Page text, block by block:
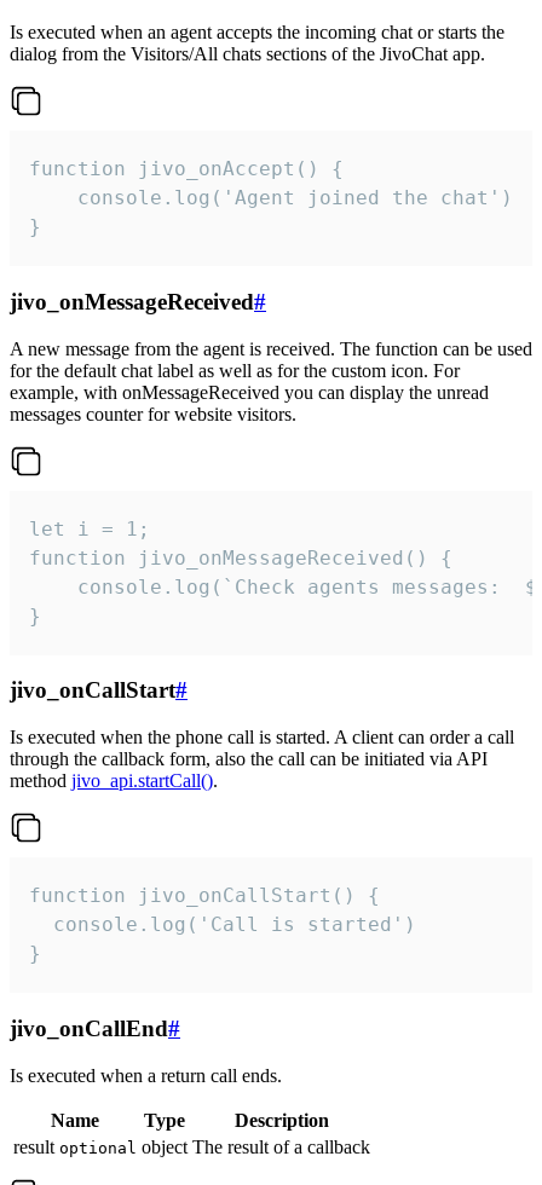
Is executed when an agent accepts the incoming chat or starts the
dialog from the Visitors/All chats sections of the JivoChat app.
function jivo_onAccept() {
}
jivo_onMessageReceived#
A new message from the agent is received. The function can be used
for the default chat label as well as for the custom icon. For
example, with onMessageReceived you can display the unread
messages counter for website visitors.
let i = 1;
function jivo_onMessageReceived() {
}
jivo_onCallStart#
Is executed when the phone call is started. A client can order a call
through the callback form, also the call can be initiated via API
method jivo_api.startCall().
function jivo_onCallStart() {
  console.log('Call is started')
}
jivo_onCallEnd#
Is executed when a return call ends.
Name Type
Description
result optional object The result of a callback